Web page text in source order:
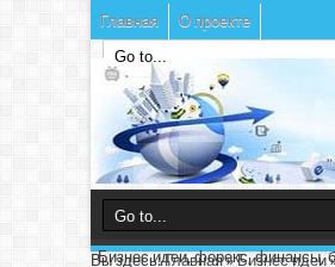
Главная О проекте
Бизнес идеи, форекс, финансы,
Вы здесь:Главная»Бизнес идеи